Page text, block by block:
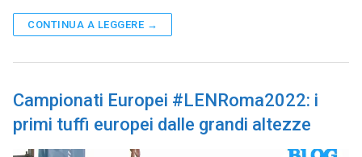
CONTINUA A LEGGERE →
Campionati Europei #LENRoma2022: i
primi tuffi europei dalle grandi altezze